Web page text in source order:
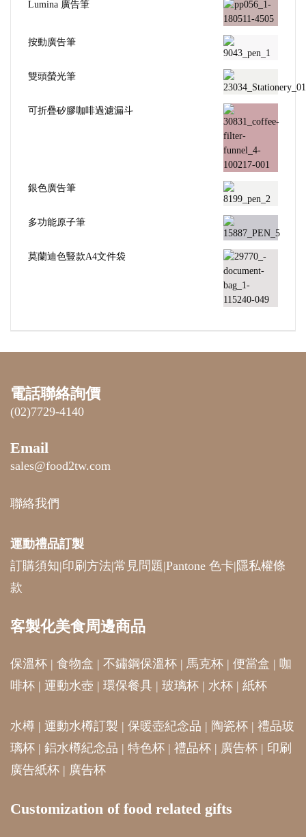
Lumina 廣告筆
按動廣告筆
雙頭螢光筆
可折疊矽膠咖啡過濾漏斗
銀色廣告筆
多功能原子筆
莫蘭迪色豎款A4文件袋
電話聯絡詢價
(02)7729-4140
Email
sales@food2tw.com
聯絡我們
運動禮品訂製
訂購須知|印刷方法|常見問題|Pantone 色卡| 隱私權條
款
客製化美食周邊商品
保溫杯 | 食物盒 | 不鏽鋼保溫杯 | 馬克杯 | 便當盒 | 咖
啡杯 | 運動水壺 | 環保餐具 | 玻璃杯 | 水杯 | 紙杯
水樽 | 運動水樽訂製 | 保暖壺紀念品 | 陶瓷杯 | 禮品玻
璃杯 | 鋁水樽紀念品 | 特色杯 | 禮品杯 | 廣告杯 | 印刷
廣告紙杯 | 廣告杯
Customization of food related gifts